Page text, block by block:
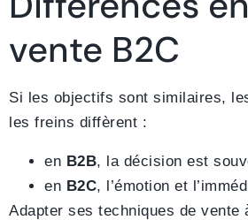
vente B2C
Si les objectifs sont similaires,
les freins diffèrent :
en B2B, la décision est
en B2C, l’émotion et
Adapter ses techniques de